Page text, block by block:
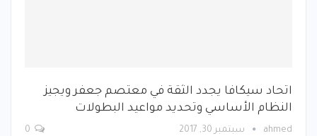
اتحاد سيكافا يجدد الثقة في معتصم جعفر ويجيز
النظام الأساسي وتحديد مواعيد البطولات
ahmed سبتمبر 30, 2017